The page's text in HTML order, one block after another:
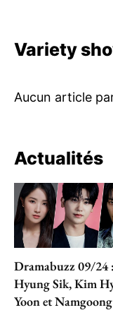
Variety
Actualités
Dramabuzz 09/24
Hyung Sik, Kim
Yoon et